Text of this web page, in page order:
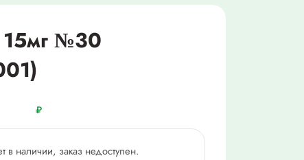
15мг №30
₽
в наличии, заказ недоступен.